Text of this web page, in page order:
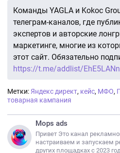
Команды YAGLA и Kokoc
телеграм-каналов, где
экспертов и авторские
маркетинге, многие из
этот сайт. Обязательно
https://t.me/addlist/
Метки: Яндекс директ, кейс, МФО,
товарная кампания
Mops ads
Привет Это канал
настраиваем и запускаем
других площадках c 2023